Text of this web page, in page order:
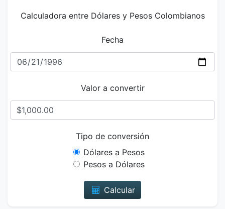
Calculadora entre Dólares y Pesos Colombianos
Fecha
Valor a convertir
Tipo de conversión
Dólares a Pesos
Pesos a Dólares
Calcular